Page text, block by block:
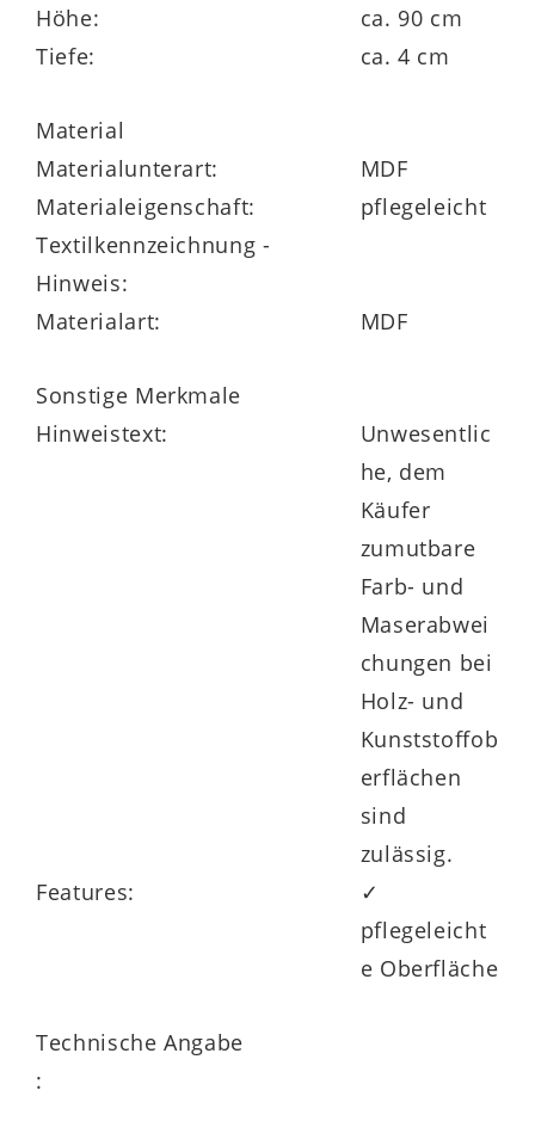
Höhe:
ca. 90 cm
Tiefe:
ca. 4 cm
Material
Materialunterart:
MDF
Materialeigenschaft:
pflegeleicht
Textilkennzeichnung -
Hinweis:
Materialart:
MDF
Sonstige Merkmale
Hinweistext:
Unwesentlic
he, dem
Käufer
zumutbare
Farb- und
Maserabwei
chungen bei
Holz- und
Kunststoffob
erflächen
sind
zulässig.
Features:
✓
pflegeleicht
e Oberfläche
Technische Angabe
: